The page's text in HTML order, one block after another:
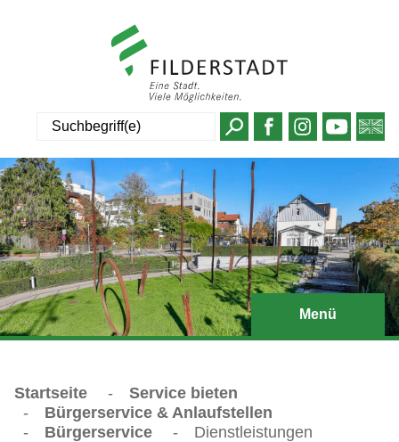
Menü
Startseite -
Service bieten
-
Bürgerservice & Anlaufstellen
-
Bürgerservice - Dienstleistungen